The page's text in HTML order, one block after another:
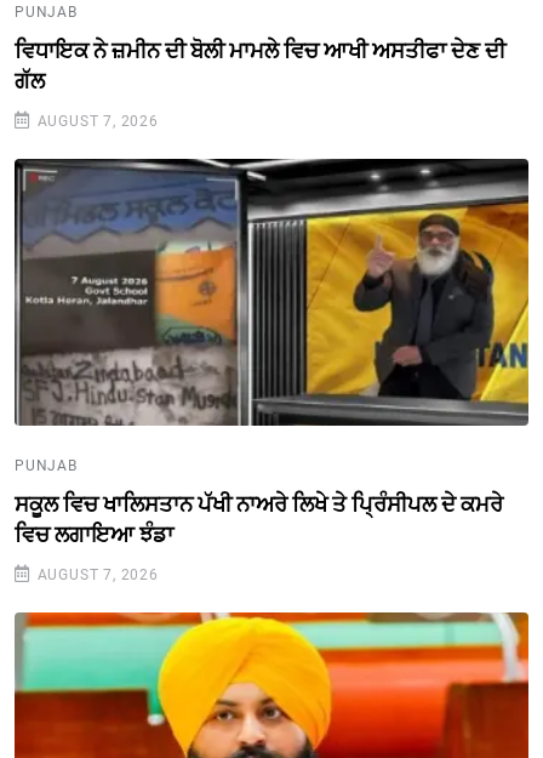
PUNJAB
ਵਿਧਾਇਕ ਨੇ ਜ਼ਮੀਨ ਦੀ ਬੋਲੀ ਮਾਮਲੇ ਵਿਚ ਆਖੀ ਅਸਤੀਫਾ ਦੇਣ ਦੀ
ਗੱਲ
AUGUST 7, 2026
PUNJAB
ਸਕੂਲ ਵਿਚ ਖਾਲਿਸਤਾਨ ਪੱਖੀ ਨਾਅਰੇ ਲਿਖੇ ਤੇ ਪ੍ਰਿੰਸੀਪਲ ਦੇ ਕਮਰੇ
ਵਿਚ ਲਗਾਇਆ ਝੰਡਾ
AUGUST 7, 2026